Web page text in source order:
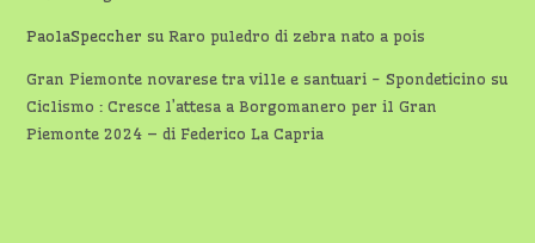
PaolaSpeccher suRaro puledro di zebra nato a pois
Gran Piemonte novarese tra ville e santuari - Spondeticino su
Ciclismo : Cresce l’attesa a Borgomanero per il Gran
Piemonte 2024 – di Federico La Capria